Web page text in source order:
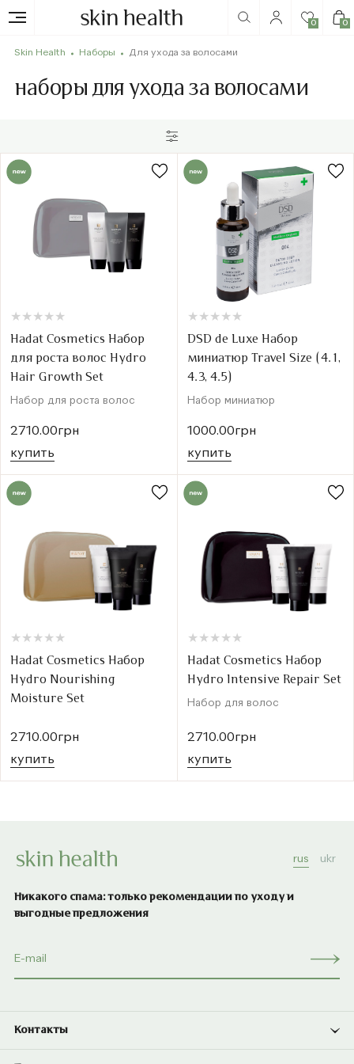
0 0
Skin Health Наборы Для ухода за волосами
наборы для ухода за волосами
★
★ ★
★ ★
★ ★
★ ★
★
Hadat Cosmetics Набор
для роста волос Hydro
Hair Growth Set
Набор для роста волос
2710.00грн
купить
★
★ ★
★ ★
★ ★
★ ★
★
DSD de Luxe Набор
миниатюр Travel Size (4.1,
4.3, 4.5)
Набор миниатюр
1000.00грн
купить
★
★ ★
★ ★
★ ★
★ ★
★
Hadat Cosmetics Набор
Hydro Nourishing
Moisture Set
2710.00грн
купить
★
★ ★
★ ★
★ ★
★ ★
★
Hadat Cosmetics Набор
Hydro Intensive Repair Set
Набор для волос
2710.00грн
купить
rus ukr
Никакого спама: только рекомендации по уходу и
выгодные предложения
Контакты